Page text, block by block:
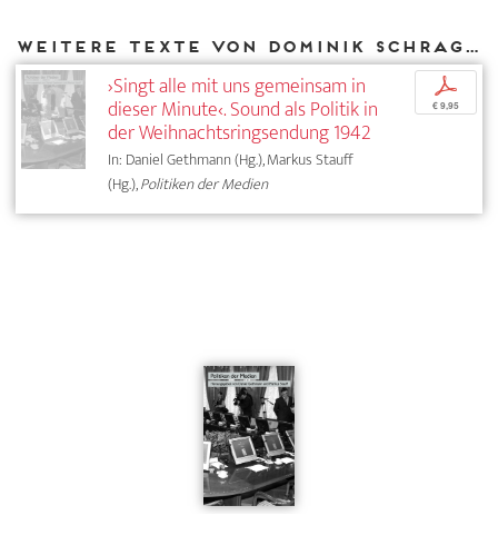
Weitere Texte von Dominik Schrage bei DIAPHANES
›Singt alle mit uns gemeinsam in
dieser Minute‹. Sound als Politik in
der Weihnachtsringsendung 1942
In: Daniel Gethmann (Hg.), Markus Stauff
(Hg.),Politiken der Medien
p
€ 9,95